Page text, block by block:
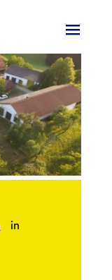
in